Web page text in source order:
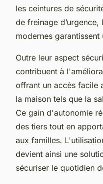
les ceintures de
de freinage
modernes garantissent
Outre leur aspect
contribuent à
offrant un accès facile
la maison tels que la
Ce gain d'autonomie
des tiers tout en
aux familles.
devient ainsi une
sécuriser le quotidien